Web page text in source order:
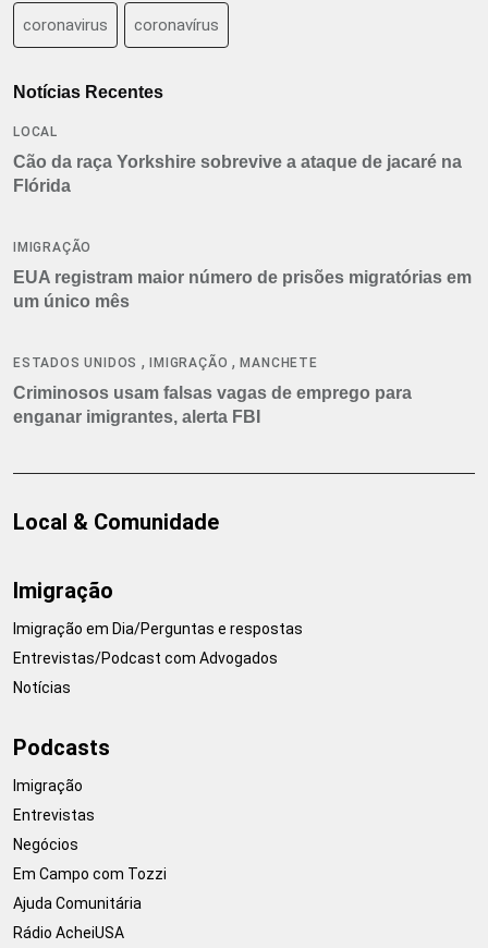
coronavirus coronavírus
Notícias Recentes
LOCAL
Cão da raça Yorkshire sobrevive a ataque de jacaré na
Flórida
IMIGRAÇÃO
EUA registram maior número de prisões migratórias em
um único mês
ESTADOS UNIDOS , IMIGRAÇÃO ,MANCHETE
Criminosos usam falsas vagas de emprego para
enganar imigrantes, alerta FBI
Local & Comunidade
Imigração
Imigração em Dia/Perguntas e respostas
Entrevistas/Podcast com Advogados
Notícias
Podcasts
Imigração
Entrevistas
Negócios
Em Campo com Tozzi
Ajuda Comunitária
Rádio AcheiUSA